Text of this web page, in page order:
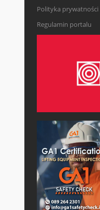
Polityka prywatności
Regulamin portalu